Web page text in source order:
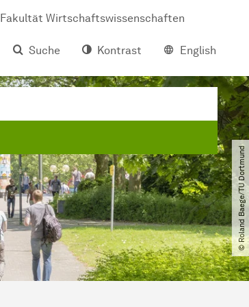
Fakultät Wirtschaftswissenschaften
Suche
Kontrast English
© Roland Baege​/​TU Dortmund